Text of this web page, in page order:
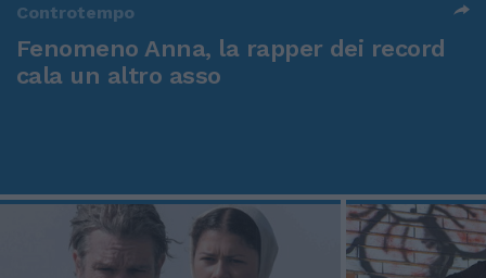
Controtempo
Fenomeno Anna, la rapper dei record
cala un altro asso